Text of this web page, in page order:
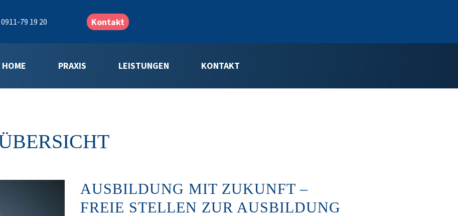
0911-79 19 20 Kontakt
HOME PRAXIS LEISTUNGEN KONTAKT
AUSBILDUNG MIT ZUKUNFT –
FREIE STELLEN ZUR AUSBILDUNG